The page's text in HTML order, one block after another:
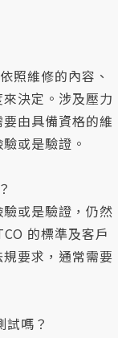
照維修的內容、
決定。涉及壓力
由具備資格的維
或是驗證。
或是驗證，仍然
的標準及客戶
要求，通常需要
嗎？